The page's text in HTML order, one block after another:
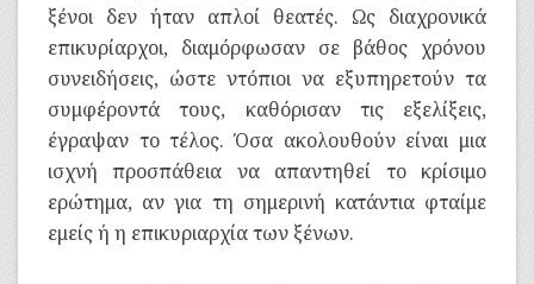
ξένοι δεν ήταν απλοί θεατές. Ως διαχρονικά
επικυρίαρχοι, διαμόρφωσαν σε βάθος χρόνου
συνειδήσεις, ώστε ντόπιοι να εξυπηρετούν τα
συμφέροντά τους, καθόρισαν τις εξελίξεις,
έγραψαν το τέλος. Όσα ακολουθούν είναι μια
ισχνή προσπάθεια να απαντηθεί το κρίσιμο
ερώτημα, αν για τη σημερινή κατάντια φταίμε
εμείς ή η επικυριαρχία των ξένων.